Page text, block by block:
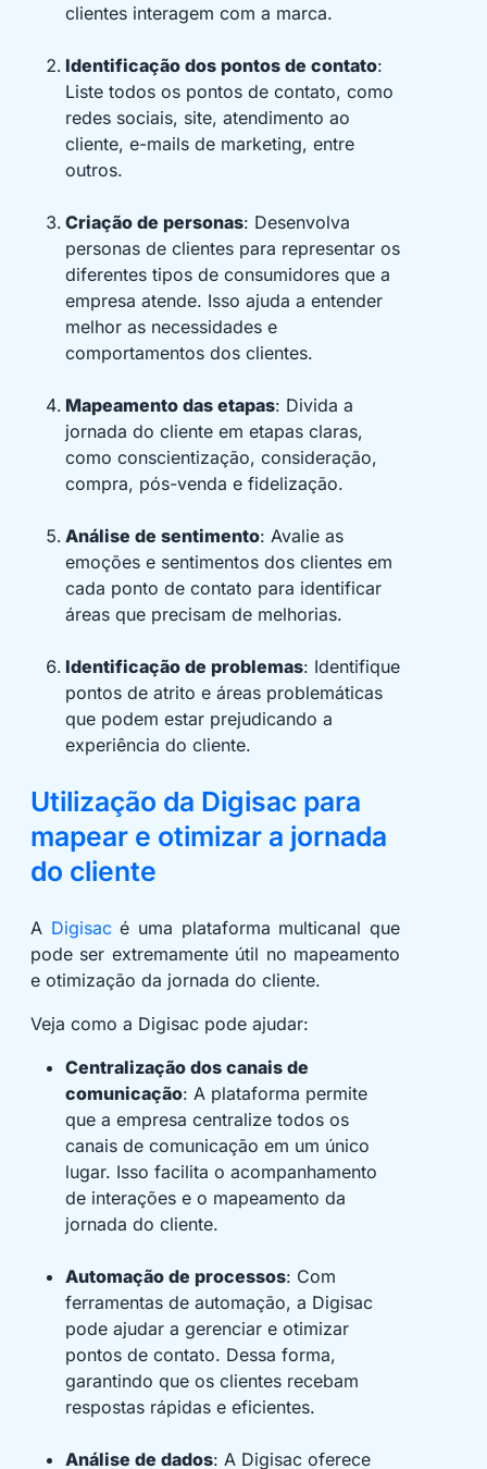
clientes interagem com a marca.
Identificação dos pontos de contato:
Liste todos os pontos de contato, como
redes sociais, site, atendimento ao
cliente, e-mails de marketing, entre
outros.
Criação de personas: Desenvolva
personas de clientes para representar os
diferentes tipos de consumidores que a
empresa atende. Isso ajuda a entender
melhor as necessidades e
comportamentos dos clientes.
Mapeamento das etapas: Divida a
jornada do cliente em etapas claras,
como conscientização, consideração,
compra, pós-venda e fidelização.
Análise de sentimento: Avalie as
emoções e sentimentos dos clientes em
cada ponto de contato para identificar
áreas que precisam de melhorias.
Identificação de problemas: Identifique
pontos de atrito e áreas problemáticas
que podem estar prejudicando a
experiência do cliente.
Utilização da Digisac para
mapear e otimizar a jornada
do cliente
A Digisacé uma plataforma multicanal que
pode ser extremamente útil no mapeamento
e otimização da jornada do cliente.
Veja como a Digisac pode ajudar:
Centralização dos canais de
comunicação: A plataforma permite
que a empresa centralize todos os
canais de comunicação em um único
lugar. Isso facilita o acompanhamento
de interações e o mapeamento da
jornada do cliente.
Automação de processos: Com
ferramentas de automação, a Digisac
pode ajudar a gerenciar e otimizar
pontos de contato. Dessa forma,
garantindo que os clientes recebam
respostas rápidas e eficientes.
Análise de dados: A Digisac oferece